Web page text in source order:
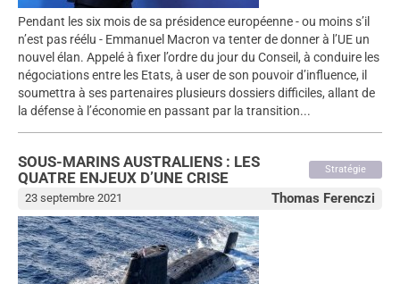
Pendant les six mois de sa présidence européenne - ou moins s’il
n’est pas réélu - Emmanuel Macron va tenter de donner à l’UE un
nouvel élan. Appelé à fixer l’ordre du jour du Conseil, à conduire les
négociations entre les Etats, à user de son pouvoir d’influence, il
soumettra à ses partenaires plusieurs dossiers difficiles, allant de
la défense à l’économie en passant par la transition...
Stratégie
SOUS-MARINS AUSTRALIENS : LES
QUATRE ENJEUX D’UNE CRISE
Thomas Ferenczi
23 septembre 2021